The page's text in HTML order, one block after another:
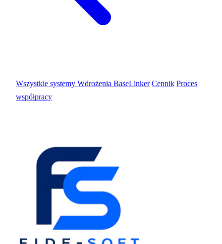
Wszystkie systemy Wdrożenia BaseLinker Cennik Proces
współpracy